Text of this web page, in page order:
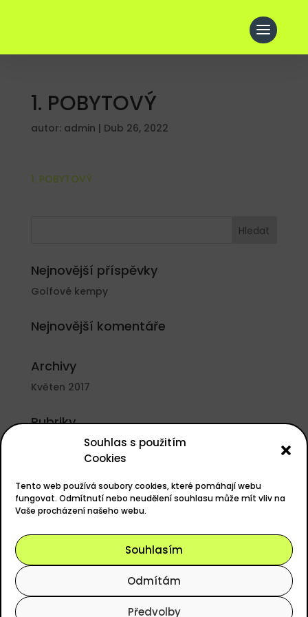
Souhlas s použitím
Cookies
Tento web používá soubory cookies, které pomáhají webu
fungovat. Odmítnutí nebo neudělení souhlasu může mít vliv na
Vaše procházení našeho webu.
Souhlasím
Odmítám
Předvolby
1. POBYTOVÝ
autor: admin | Dub 26, 2022
1. POBYTOVÝ
Nejnovější příspěvky
Golfové kempy
Nejnovější komentáře
Archivy
Květen 2017
Rubriky
Nezařazené
Základní informace
Přihlásit se
Zdroj kanálů (příspěvky)